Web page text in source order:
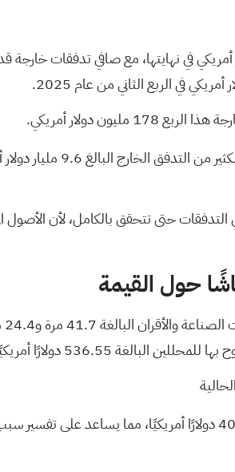
دولار أمريكي.
يتماشى ذلك مع المخاوف السلبية من أن التدفقات لا تزال غير
حتى تتحقق بالكامل، لأن الأصول
حول القيمة
يدعم هذا الرأي بشدة من خلال نمو الأرباح المتأخرة بنسبة 30.1٪ وربحية السهم خلال الاثني عشر شهرًا الماضية البالغة 40.83 دولارًا